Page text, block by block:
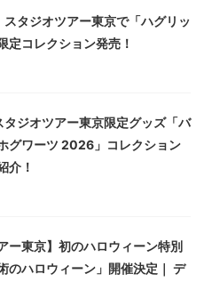
スタジオツアー東京で「ハグリッ
定コレクション発売！
タジオツアー東京限定グッズ「バ
グワーツ 2026」コレクション
介！
ー東京】初のハロウィーン特別
のハロウィーン」開催決定｜ デ